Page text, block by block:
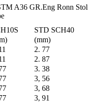
A36 GR.Eng Ronn Stol
STD SCH40
(mm)
2. 77
2. 87
3. 38
3, 56
3, 68
3, 91